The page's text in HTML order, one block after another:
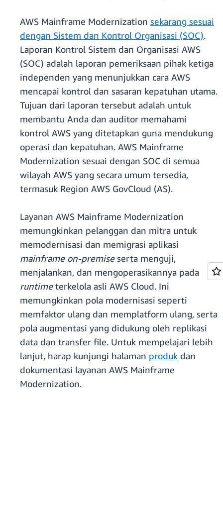
AWS Mainframe Modernization sekarang sesuai
dengan Sistem dan Kontrol Organisasi (SOC).
Laporan Kontrol Sistem dan Organisasi AWS
(SOC) adalah laporan pemeriksaan pihak ketiga
independen yang menunjukkan cara AWS
mencapai kontrol dan sasaran kepatuhan utama.
Tujuan dari laporan tersebut adalah untuk
membantu Anda dan auditor memahami
kontrol AWS yang ditetapkan guna mendukung
operasi dan kepatuhan. AWS Mainframe
Modernization sesuai dengan SOC di semua
wilayah AWS yang secara umum tersedia,
termasuk Region AWS GovCloud (AS).
Layanan AWS Mainframe Modernization
memungkinkan pelanggan dan mitra untuk
memodernisasi dan memigrasi aplikasi
mainframe on-premiseserta menguji,
menjalankan, dan mengoperasikannya pada
runtimeterkelola asli AWS Cloud. Ini
memungkinkan pola modernisasi seperti
memfaktor ulang dan memplatform ulang, serta
pola augmentasi yang didukung oleh replikasi
data dan transfer file. Untuk mempelajari lebih
lanjut, harap kunjungi halaman produk dan
dokumentasi layanan AWS Mainframe
Modernization.